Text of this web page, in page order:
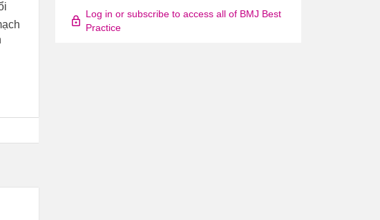
Log in or subscribe to access all of BMJ Best
Practice